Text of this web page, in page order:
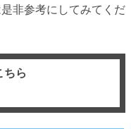
非参考にしてみてくだ
ちら